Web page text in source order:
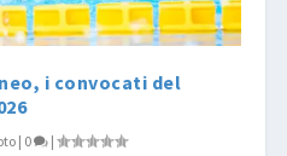
i convocati del
| 0 |